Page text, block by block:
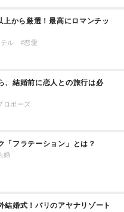
から厳選！最高にロマンチッ
ル 恋愛
、結婚前に恋人との旅行は必
ロポーズ
「フラテーション」とは？
婚
結婚式！バリのアヤナリゾート